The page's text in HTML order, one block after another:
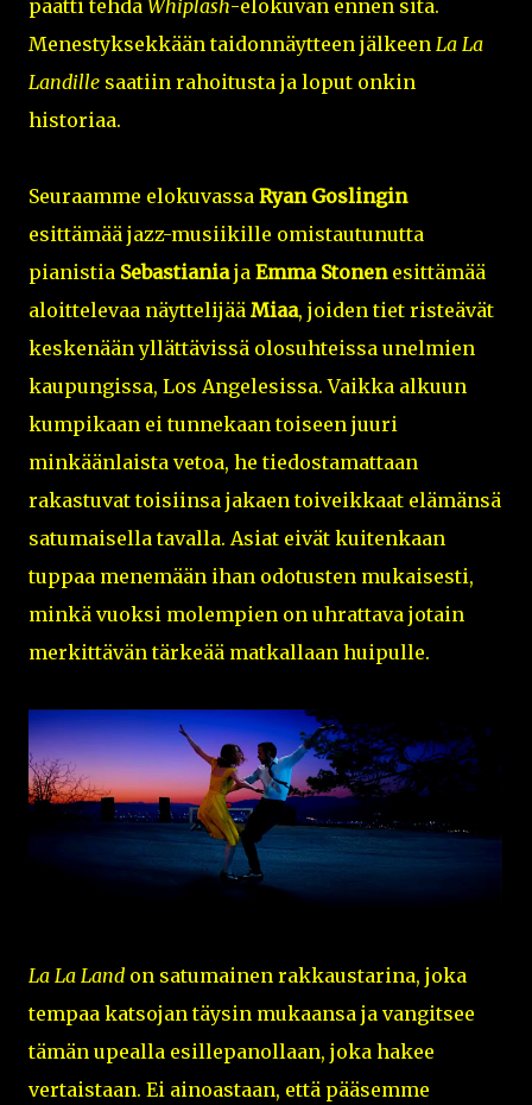
päätti tehdä Whiplash-elokuvan ennen sitä.
Menestyksekkään taidonnäytteen jälkeen La La
Landille saatiin rahoitusta ja loput onkin
historiaa.
Seuraamme elokuvassa Ryan Goslingin
esittämää jazz-musiikille omistautunutta
pianistia Sebastianiaja Emma Stonenesittämää
aloittelevaa näyttelijää Miaa, joiden tiet risteävät
keskenään yllättävissä olosuhteissa unelmien
kaupungissa, Los Angelesissa. Vaikka alkuun
kumpikaan ei tunnekaan toiseen juuri
minkäänlaista vetoa, he tiedostamattaan
rakastuvat toisiinsa jakaen toiveikkaat elämänsä
satumaisella tavalla. Asiat eivät kuitenkaan
tuppaa menemään ihan odotusten mukaisesti,
minkä vuoksi molempien on uhrattava jotain
merkittävän tärkeää matkallaan huipulle.
La La Land on satumainen rakkaustarina, joka
tempaa katsojan täysin mukaansa ja vangitsee
tämän upealla esillepanollaan, joka hakee
vertaistaan. Ei ainoastaan, että pääsemme